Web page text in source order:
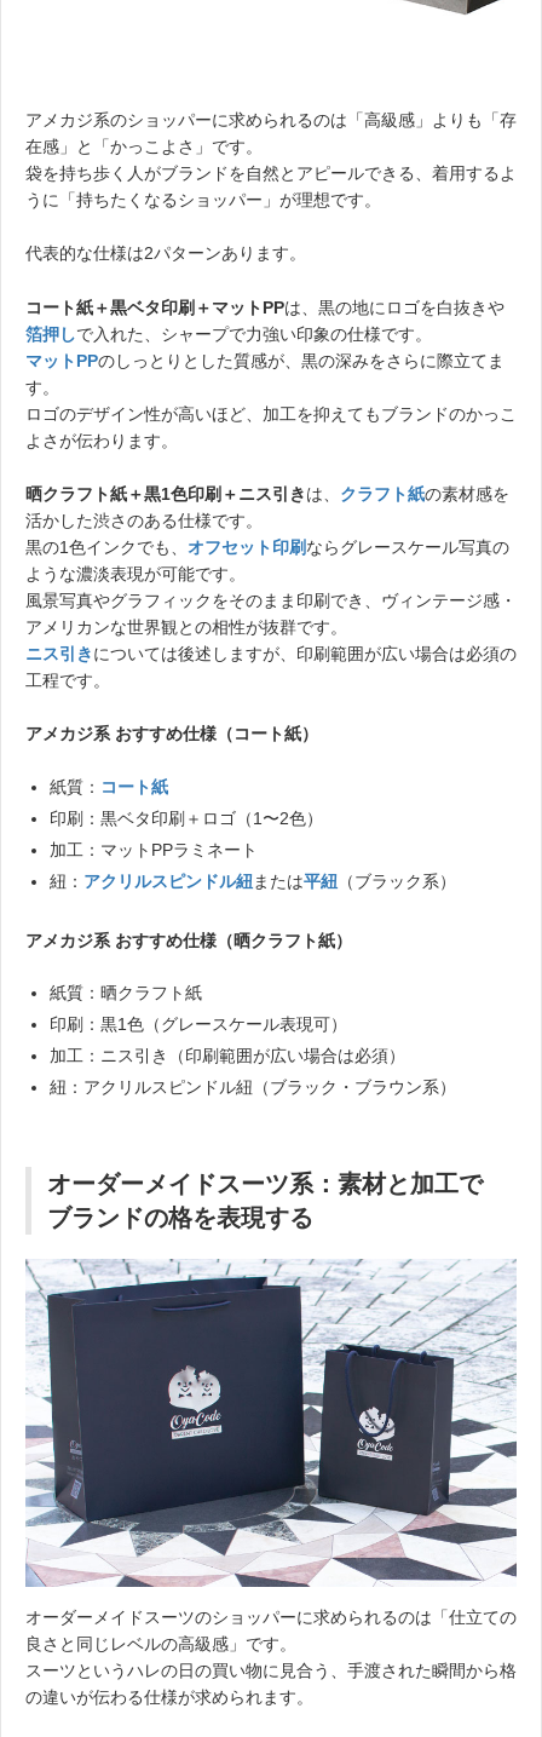
アメカジ系のショッパーに求められるのは「高級感」よりも「存
在感」と「かっこよさ」です。
袋を持ち歩く人がブランドを自然とアピールできる、着用するよ
うに「持ちたくなるショッパー」が理想です。
代表的な仕様は2パターンあります。
コート紙＋黒ベタ印刷＋マットPPは、黒の地にロゴを白抜きや
箔押しで入れた、シャープで力強い印象の仕様です。
マットPPのしっとりとした質感が、黒の深みをさらに際立てま
す。
ロゴのデザイン性が高いほど、加工を抑えてもブランドのかっこ
よさが伝わります。
晒クラフト紙＋黒1色印刷＋ニス引きは、 クラフト紙の素材感を
活かした渋さのある仕様です。
黒の1色インクでも、 オフセット印刷ならグレースケール写真の
ような濃淡表現が可能です。
風景写真やグラフィックをそのまま印刷でき、ヴィンテージ感・
アメリカンな世界観との相性が抜群です。
ニス引きについては後述しますが、印刷範囲が広い場合は必須の
工程です。
アメカジ系 おすすめ仕様（コート紙）
紙質： コート紙
印刷：黒ベタ印刷＋ロゴ（1〜2色）
加工：マットPPラミネート
紐： アクリルスピンドル紐または平紐 （ブラック系）
アメカジ系 おすすめ仕様（晒クラフト紙）
紙質：晒クラフト紙
印刷：黒1色（グレースケール表現可）
加工：ニス引き（印刷範囲が広い場合は必須）
紐：アクリルスピンドル紐（ブラック・ブラウン系）
オーダーメイドスーツ系：素材と加工で
ブランドの格を表現する
オーダーメイドスーツのショッパーに求められるのは「仕立ての
良さと同じレベルの高級感」です。
スーツというハレの日の買い物に見合う、手渡された瞬間から格
の違いが伝わる仕様が求められます。